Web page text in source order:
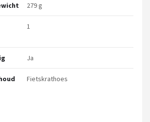
279 g
1
Ja
Fietskrathoes